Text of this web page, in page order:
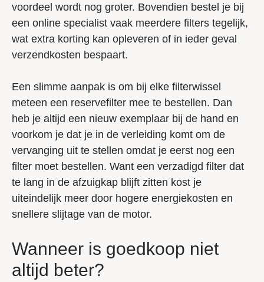
voordeel wordt nog groter. Bovendien bestel je bij
een online specialist vaak meerdere filters tegelijk,
wat extra korting kan opleveren of in ieder geval
verzendkosten bespaart.
Een slimme aanpak is om bij elke filterwissel
meteen een reservefilter mee te bestellen. Dan
heb je altijd een nieuw exemplaar bij de hand en
voorkom je dat je in de verleiding komt om de
vervanging uit te stellen omdat je eerst nog een
filter moet bestellen. Want een verzadigd filter dat
te lang in de afzuigkap blijft zitten kost je
uiteindelijk meer door hogere energiekosten en
snellere slijtage van de motor.
Wanneer is goedkoop niet
altijd beter?